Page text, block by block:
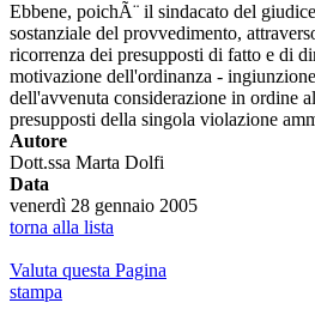
Ebbene, poichÃ¨ il sindacato del
sostanziale del provvedimento,
ricorrenza dei presupposti di fatto e di
motivazione dell'ordinanza -
dell'avvenuta considerazione in ordine
presupposti della singola violazione
Autore
Dott.ssa Marta Dolfi
Data
venerdì 28 gennaio 2005
torna alla lista
Valuta questa Pagina
stampa